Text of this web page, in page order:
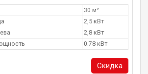
30 м²
2,5 кВт
2,8 кВт
0.78 кВт
Скидка